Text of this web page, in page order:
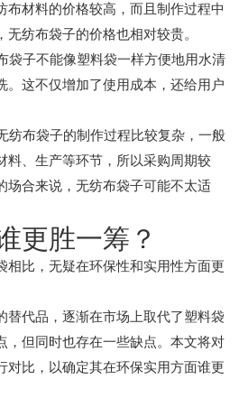
布材料的价格较高，而且制作过程中
纺布袋子的价格也相对较贵。
袋子不能像塑料袋一样方便地用水清
。这不仅增加了使用成本，还给用户
纺布袋子的制作过程比较复杂，一般
料、生产等环节，所以采购周期较
场合来说，无纺布袋子可能不太适
更胜一筹？
相比，无疑在环保性和实用性方面更
替代品，逐渐在市场上取代了塑料袋
，但同时也存在一些缺点。本文将对
对比，以确定其在环保实用方面谁更